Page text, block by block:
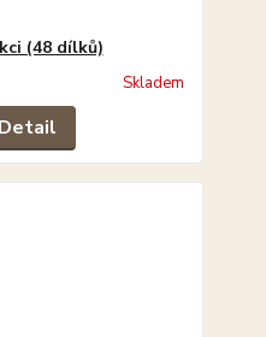
(48 dílků)
Skladem
Detail